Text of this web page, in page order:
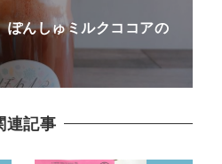
ぽんしゅミルクココアの
連記事